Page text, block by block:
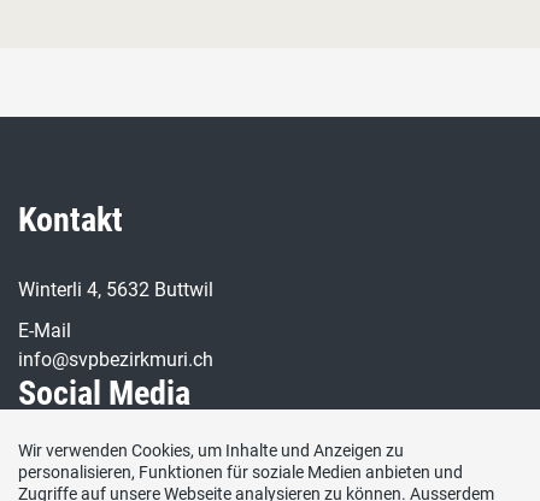
Kontakt
Winterli 4, 5632 Buttwil
E-Mail
info@svpbezirkmuri.ch
Social Media
Besuchen Sie uns bei:
Wir verwenden Cookies, um Inhalte und Anzeigen zu
personalisieren, Funktionen für soziale Medien anbieten und
Zugriffe auf unsere Webseite analysieren zu können. Ausserdem